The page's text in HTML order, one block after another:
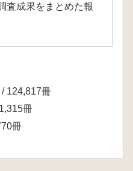
査成果をまとめた報
124,817冊
冊
冊